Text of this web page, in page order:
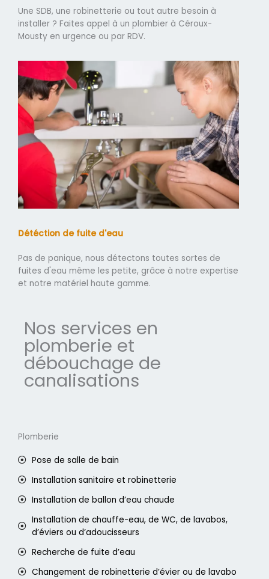
Une SDB, une robinetterie ou tout autre besoin à
installer ? Faites appel à un plombier à Céroux-
Mousty en urgence ou par RDV.
Détéction de fuite d'eau
Pas de panique, nous détectons toutes sortes de
fuites d'eau même les petite, grâce à notre expertise
et notre matériel haute gamme.
Nos services en
plomberie et
débouchage de
canalisations
Plomberie
Pose de salle de bain
Installation sanitaire et robinetterie
Installation de ballon d’eau chaude
Installation de chauffe-eau, de WC, de lavabos,
d’éviers ou d’adoucisseurs
Recherche de fuite d’eau
Changement de robinetterie d’évier ou de lavabo